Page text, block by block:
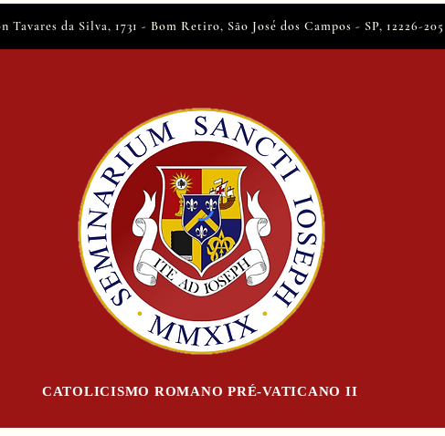
Tavares da Silva, 1731 - Bom Retiro, São José dos Campos - SP, 12226-205
CATOLICISMO ROMANO PRÉ-VATICANO II